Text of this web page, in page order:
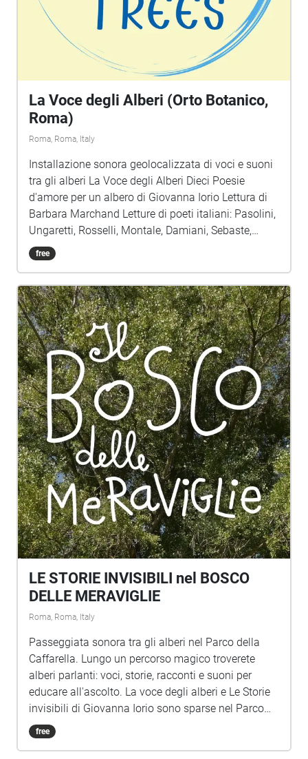
La Voce degli Alberi (Orto Botanico,
Roma)
Roma, Roma, Italy
Installazione sonora geolocalizzata di voci e suoni
tra gli alberi La Voce degli Alberi Dieci Poesie
d'amore per un albero di Giovanna Iorio Lettura di
Barbara Marchand Letture di poeti italiani: Pasolini,
Ungaretti, Rosselli, Montale, Damiani, Sebaste,
Bordini, Costa Musica di Luccio Lazzaruolo
Immagini: Voice Portraits, spettrogrammi di voci di
Creative Commons Attribution 4.0 International
License. It is made uniquely for artistic use.
free
LE STORIE INVISIBILI nel BOSCO
DELLE MERAVIGLIE
Roma, Roma, Italy
Passeggiata sonora tra gli alberi nel Parco della
Caffarella. Lungo un percorso magico troverete
alberi parlanti: voci, storie, racconti e suoni per
educare all'ascolto. La voce degli alberi e Le Storie
invisibili di Giovanna Iorio sono sparse nel Parco
della Caffarella, una passeggiata sonora per
bambini di ogni età. Per festeggiare il centenario
free